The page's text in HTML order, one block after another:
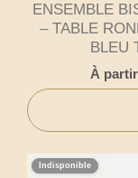
ENSEMBLE
– TABLE
BLEU
À
Indisponible